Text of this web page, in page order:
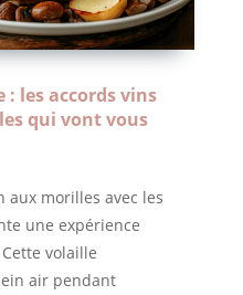
: les accords vins
qui vont vous
aux morilles avec les
une expérience
volaille
air pendant